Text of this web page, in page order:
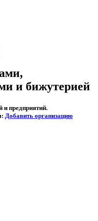
и бижутерией
и предприятий.
Добавить организацию